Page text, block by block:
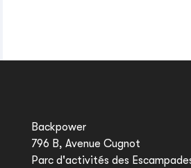
Backpower
796 B, Avenue Cugnot
Parc d'activités des